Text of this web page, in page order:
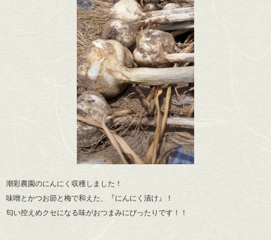
潮彩農園のにんにく収穫しました！
味噌とかつお節と梅で和えた、『にんにく漬け』！
匂い控えめクセになる味がおつまみにぴったりです！！